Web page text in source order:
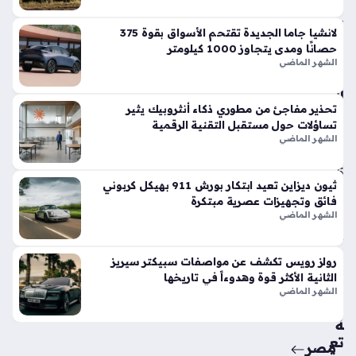
الأ
وا
الح
الي
ة
5
أيام
حق
ق
من
ة
تع
لانشيا جاما الجديدة تقتحم الأسواق بقوة 375
حصانًا ومدى يتجاوز 1000 كيلومتر
الشهر الماضي
تحذير مفاجئ من مطوري ذكاء أنثروبيك يثير
تساؤلات حول مستقبل التقنية الرقمية
الشهر الماضي
ثيون ديزاين تعيد ابتكار بورش 911 بهيكل كربوني
فائق وتجهيزات عصرية مبتكرة
الشهر الماضي
رولز رويس تكشف عن مواصفات سبيكتر سيريز
الثانية الأكثر قوة وهدوءاً في تاريخها
الشهر الماضي
مصر